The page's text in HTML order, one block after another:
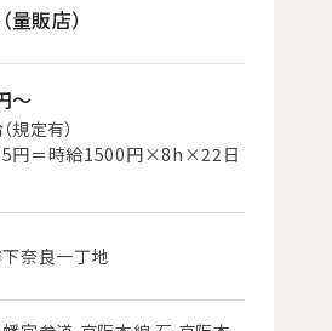
量販店）
〜
定有）
円＝時給1500円×8h×22日
奈良一丁地